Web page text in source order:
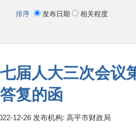
排序 发布日期 相关程度
届人大三次会议
答复的函
12-26 发布机构: 高平市财政局